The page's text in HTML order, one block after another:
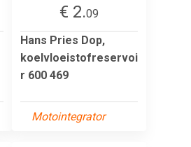
€ 2.09
Hans Pries Dop,
koelvloeistofreservoi
r 600 469
Motointegrator